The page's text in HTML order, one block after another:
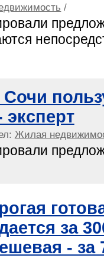
/
Сочи
Жилая
за
- за